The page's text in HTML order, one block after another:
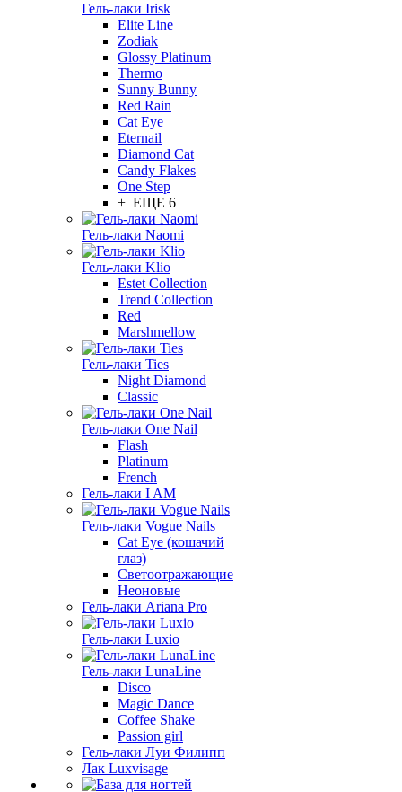
Гель-лаки Irisk
Elite Line
Zodiak
Glossy Platinum
Thermo
Sunny Bunny
Red Rain
Cat Eye
Eternail
Diamond Cat
Candy Flakes
One Step
+ ЕЩЕ 6
Гель-лаки Naomi
Гель-лаки Klio
Estet Collection
Trend Collection
Red
Marshmellow
Гель-лаки Ties
Night Diamond
Classic
Гель-лаки One Nail
Flash
Platinum
French
Гель-лаки I AM
Гель-лаки Vogue Nails
Cat Eye (кошачий
глаз)
Светоотражающие
Неоновые
Гель-лаки Ariana Pro
Гель-лаки Luxio
Гель-лаки LunaLine
Disco
Magic Dance
Coffee Shake
Passion girl
Гель-лаки Луи Филипп
Лак Luxvisage